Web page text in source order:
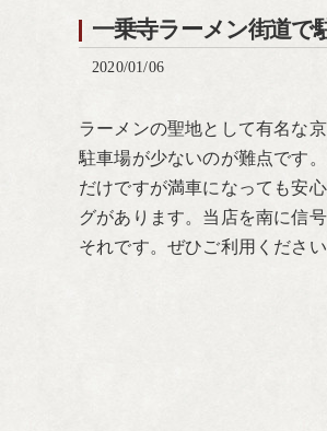
一乗寺ラーメン街道で
2020/01/06
ラーメンの聖地として有名な
駐車場が少ないのが難点です
だけですが満車になっても安
グがあります。当店を南に信
それです。ぜひご利用ください